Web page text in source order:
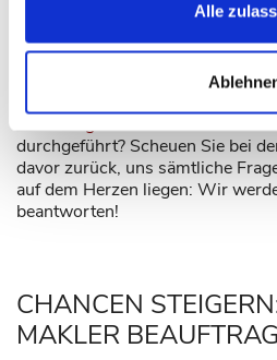
Alle
Wir beraten Sie gerne zu den
jeweiligen Wohnlage, aber
Eigenschaften der Immobilie
energetische Zustand? Wie alt
durchgeführt? Scheuen Sie bei
davor zurück, uns sämtliche
auf dem Herzen liegen: Wir
beantworten!
CHANCEN
MAKLER